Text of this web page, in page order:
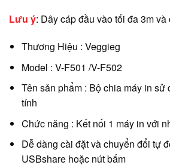
Lưu ý: Dây cáp đầu vào tối đa 3m
Thương Hiệu : Veggieg
Model : V-F501 /V-F502
Tên sản phẩm : Bộ chia máy in sử
tính
Chức năng : Kết nối 1 máy in với
Dễ dàng cài đặt và chuyển đổi tự
USBshare hoặc nút bấm